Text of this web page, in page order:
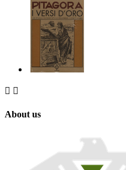
 
About us